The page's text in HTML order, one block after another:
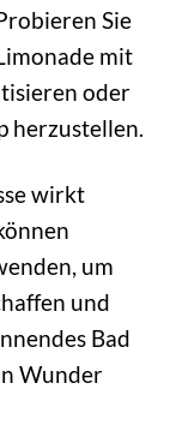
Sie
mit
oder
herzustellen.
wirkt
um
und
Bad
Wunder